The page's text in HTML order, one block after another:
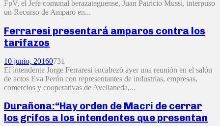
FpV, el Jefe comunal berazateguense, Juan Patricio Mussi, interpuso
un Recurso de Amparo en...
Ferraresi presentará amparos contra los
tarifazos
10 junio, 20160731
El intendente Jorge Ferraresi encabezó ayer una reunión en el salón
de actos Eva Perón con representantes de industrias, empresas,
comercios y cooperativas de Avellaneda,...
Durañona:“Hay orden de Macri de cerrar
los grifos a los intendentes que presentan